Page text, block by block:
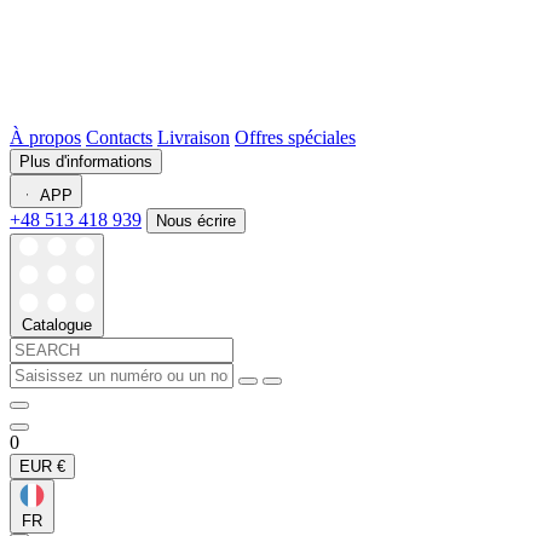
À propos Contacts Livraison Offres spéciales
Plus d'informations
APP
+48 513 418 939 Nous écrire
Catalogue
0
EUR €
FR